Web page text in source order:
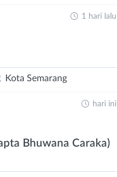
Kota Semarang
1 hari lalu
Bhuwana Caraka)
hari ini